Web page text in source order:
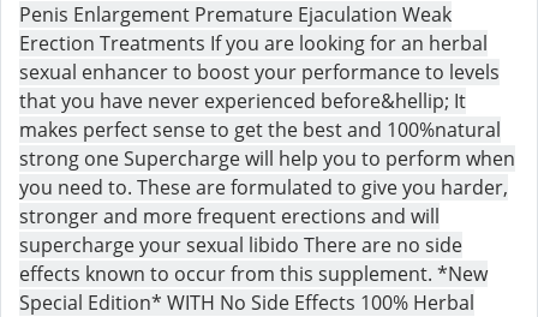
Penis Enlargement Premature Ejaculation Weak
Erection Treatments If you are looking for an herbal
sexual enhancer to boost your performance to levels
that you have never experienced before&hellip; It
makes perfect sense to get the best and 100%natural
strong one Supercharge will help you to perform when
you need to. These are formulated to give you harder,
stronger and more frequent erections and will
supercharge your sexual libido There are no side
effects known to occur from this supplement. *New
Special Edition* WITH No Side Effects 100% Herbal